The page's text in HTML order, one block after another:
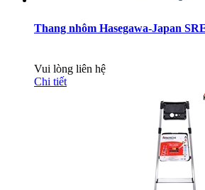
Thang nhôm Hasegawa-Japan
Vui lòng liên hệ
Chi tiết